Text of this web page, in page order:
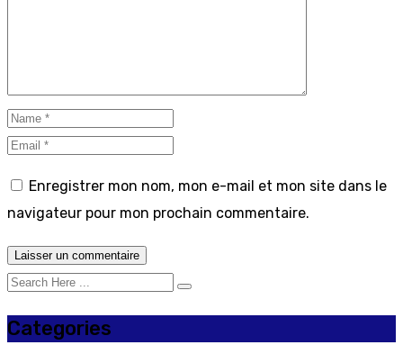
Enregistrer mon nom, mon e-mail et mon site dans le
navigateur pour mon prochain commentaire.
Categories